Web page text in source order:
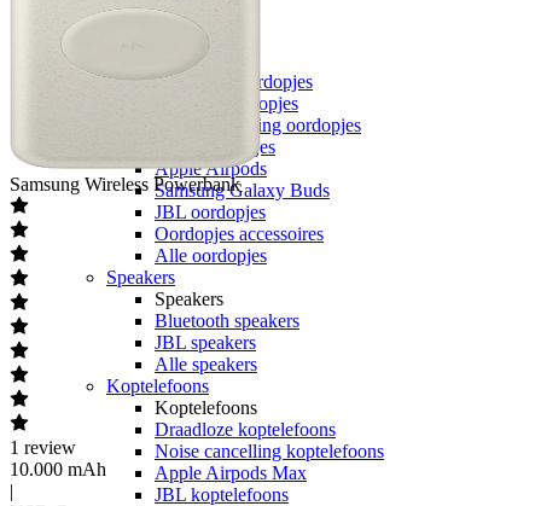
Elektronica
Oordopjes
Draadloze oordopjes
Bedrade oordopjes
Noise cancelling oordopjes
Sport oordopjes
Apple Airpods
Samsung Galaxy Buds
JBL oordopjes
Oordopjes accessoires
Alle oordopjes
Speakers
Speakers
Bluetooth speakers
JBL speakers
Alle speakers
Koptelefoons
Koptelefoons
Draadloze koptelefoons
Noise cancelling koptelefoons
Apple Airpods Max
JBL koptelefoons
Samsung Wireless Powerbank
1 review
10.000 mAh
|